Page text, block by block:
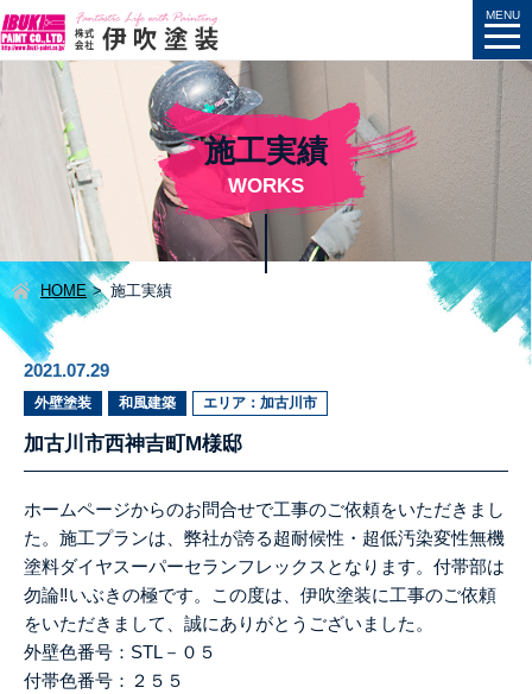
施工実績
WORKS
HOME 施工実績
2021.07.29
外壁塗装 和風建築 エリア：加古川市
加古川市西神吉町M様邸
ホームページからのお問合せで工事のご依頼をいただきまし
た。施工プランは、弊社が誇る超耐候性・超低汚染変性無機
塗料ダイヤスーパーセランフレックスとなります。付帯部は
勿論‼いぶきの極です。この度は、伊吹塗装に工事のご依頼
をいただきまして、誠にありがとうございました。
外壁色番号： STL－０５
付帯色番号：２５５